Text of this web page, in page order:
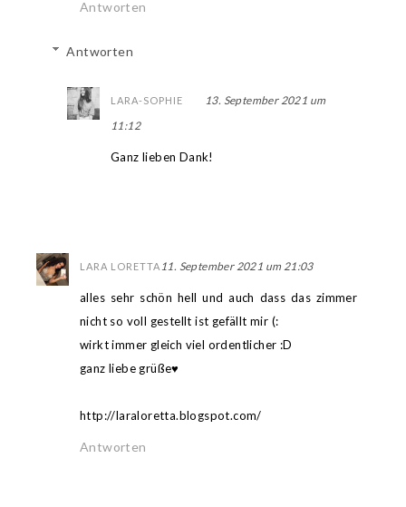
Antworten
Antworten
LARA-SOPHIE
13. September 2021 um
11:12
Ganz lieben Dank!
LARA LORETTA 11. September 2021 um 21:03
alles sehr schön hell und auch dass das zimmer
nicht so voll gestellt ist gefällt mir (:
wirkt immer gleich viel ordentlicher :D
ganz liebe grüße♥
http://laraloretta.blogspot.com/
Antworten